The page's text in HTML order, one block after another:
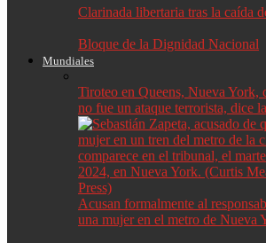
Clarinada libertaria tras la caída
Bloque de la Dignidad Nacional
Mundiales
Tiroteo en Queens, Nueva York,
no fue un ataque terrorista, dice
Acusan formalmente al
una mujer en el metro de Nueva